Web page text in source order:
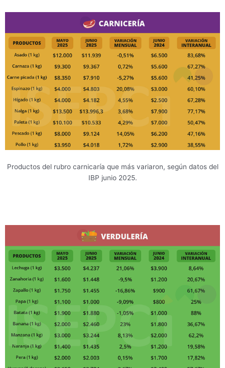
Productos del rubro carnicaría que más variaron, según datos del
IBP junio 2025.